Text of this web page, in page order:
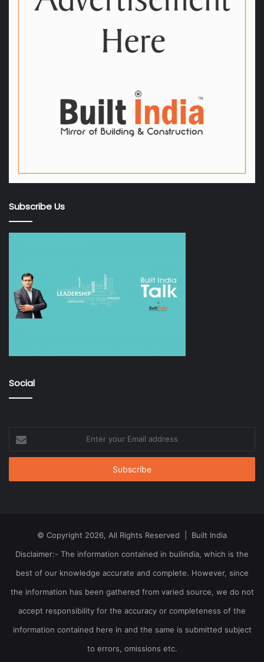
Subscribe Us
Social
your
Email
© Copyright 2026, All Rights Reserved | Built India
Disclaimer:- The information contained in builindia, which is the
best of our knowledge accurate and complete. However, since
the information has been gathered from varied source, we do not
accept responsibility for the accuracy or completeness of the
information contained here in and the same is submitted subject
to errors, omissions etc.